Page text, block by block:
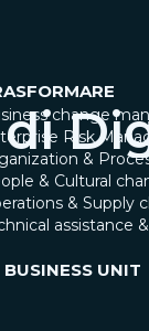
change
Risk
&
& Cultural
& Supply
assistance
BUSINESS UNIT